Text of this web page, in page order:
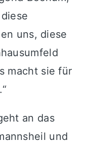
uns, diese
macht sie für
an das
und